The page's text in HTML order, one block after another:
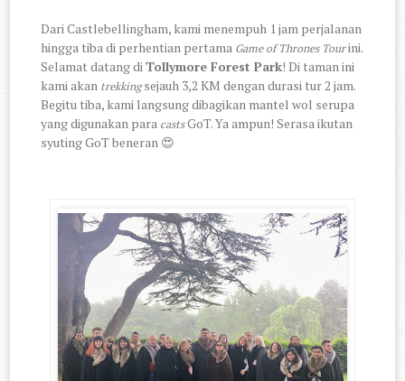
Dari Castlebellingham, kami menempuh 1 jam perjalanan
hingga tiba di perhentian pertama Game of Thrones Tourini.
Selamat datang diTollymore Forest Park! Di taman ini
kami akan trekkingsejauh 3,2 KM dengan durasi tur 2 jam.
Begitu tiba, kami langsung dibagikan mantel wol serupa
yang digunakan para castsGoT. Ya ampun! Serasa ikutan
syuting GoT beneran 😍